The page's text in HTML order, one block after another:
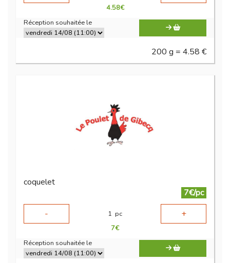
4.58€
Réception souhaitée le
200 g = 4.58 €
coquelet
7€/pc
-
1 pc +
7€
Réception souhaitée le